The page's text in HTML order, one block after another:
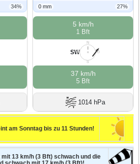
34% 0 mm 27%
5 km/h
1 Bft
N
O
S
W
SW
37 km/h
5 Bft
1014 hPa
am Sonntag bis zu 11 Stunden!
mit 13 km/h (3 Bft) schwach und die